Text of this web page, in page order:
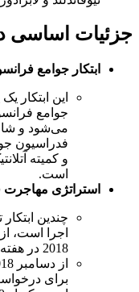
جزئیات اساسی
ابتکار جوامع
جوامع
است.
استراتژی مهاجرت
چندین
اجرا است،
2018 در هفته ملی مهاجرت فرانسوی‌زبان اعلام شد.
برای